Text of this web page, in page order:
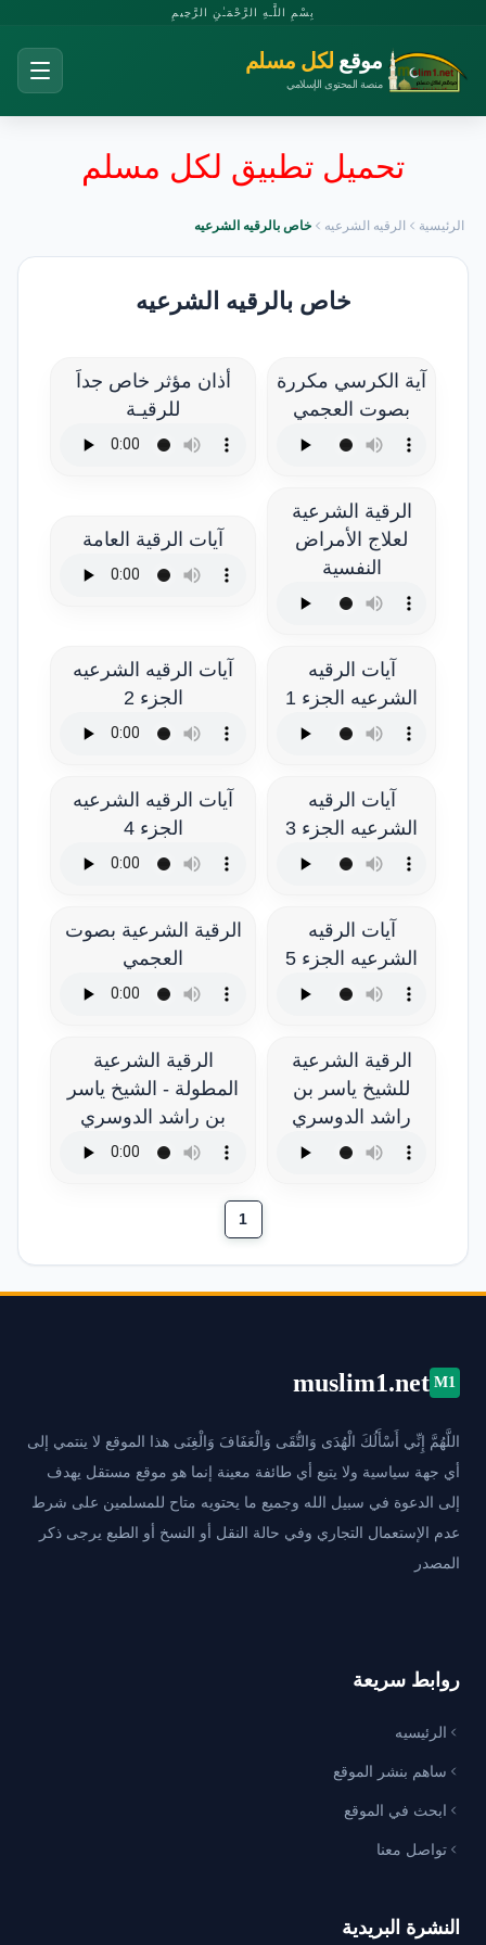
بِسْمِ اللَّـهِ الرَّحْمَـٰنِ الرَّحِيمِ
موقع لكل مسلم
منصة المحتوى الإسلامي
تحميل تطبيق لكل مسلم
الرئيسية الرقيه الشرعيه خاص بالرقيه الشرعيه
خاص بالرقيه الشرعيه
آية الكرسي مكررة
بصوت العجمي
أذان مؤثر خاص جداَ
للرقيـة
الرقية الشرعية
لعلاج الأمراض
النفسية
آيات الرقية العامة
آيات الرقيه
الشرعيه الجزء 1
آيات الرقيه الشرعيه
الجزء 2
آيات الرقيه
الشرعيه الجزء 3
آيات الرقيه الشرعيه
الجزء 4
آيات الرقيه
الشرعيه الجزء 5
الرقية الشرعية بصوت
العجمي
الرقية الشرعية
للشيخ ياسر بن
راشد الدوسري
الرقية الشرعية
المطولة - الشيخ ياسر
بن راشد الدوسري
1
M1
muslim1.net
اللَّهُمَّ إِنِّي أَسْأَلُكَ الْهُدَى وَالتُّقَى وَالْعَفَافَ وَالْغِنَى هذا الموقع لا ينتمي إلى
أي جهة سياسية ولا يتبع أي طائفة معينة إنما هو موقع مستقل يهدف
إلى الدعوة في سبيل الله وجميع ما يحتويه متاح للمسلمين على شرط
عدم الإستعمال التجاري وفي حالة النقل أو النسخ أو الطبع يرجى ذكر
المصدر
روابط سريعة
الرئيسيه
ساهم بنشر الموقع
ابحث في الموقع
تواصل معنا
النشرة البريدية